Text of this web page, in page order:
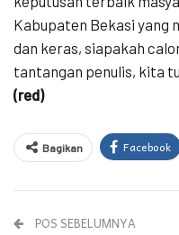
Kabupaten Bekasi yang
dan keras, siapakah
tantangan penulis, kita
(red)
Bagikan Facebook
POS SEBELUMNYA